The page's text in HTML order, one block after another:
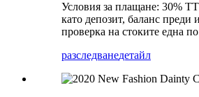
Условия за плащане: 30%
като депозит, баланс преди
проверка на стоките една
разследванедетайл